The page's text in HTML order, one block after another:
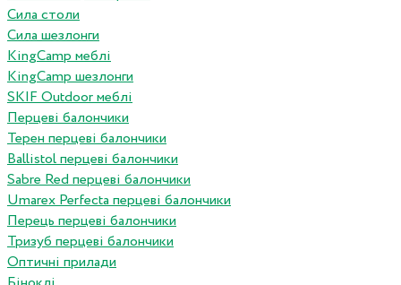
Сила столи
Сила шезлонги
KingCamp меблі
KingCamp шезлонги
SKIF Outdoor меблі
Перцеві балончики
Терен перцеві балончики
Ballistol перцеві балончики
Sabre Red перцеві балончики
Umarex Perfecta перцеві балончики
Перець перцеві балончики
Тризуб перцеві балончики
Оптичні прилади